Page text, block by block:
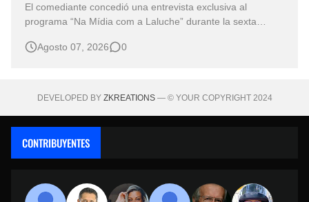
El comediante concedió una entrevista exclusiva al
programa “Na Mídia com a Laluche” durante la sexta
eventos benéficos más importantes de Brasil. En medio del
Agosto 07, 2026 0
DEVELOPED BY ZKREATIONS— © YOUR COPYRIGHT 2024
CONTRIBUYENTES